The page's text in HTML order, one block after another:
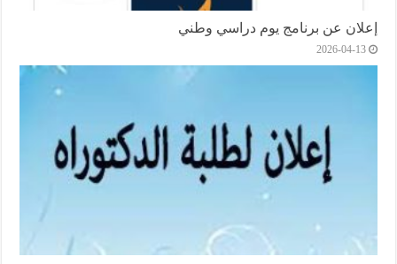
إعلان عن برنامج يوم دراسي وطني
2026-04-13